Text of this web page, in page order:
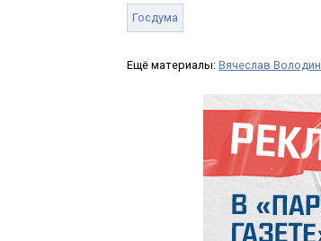
Госдума
Ещё материалы: Вячеслав Володин